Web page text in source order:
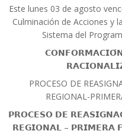
Este lunes 03 de agosto
Culminación de Acciones y
Sistema del
PROCESO DE
REGIONAL-
𝗣𝗥𝗢𝗖𝗘𝗦𝗢 𝗗𝗘
𝗥𝗘𝗚𝗜𝗢𝗡𝗔𝗟 – 𝗣𝗥𝗜𝗠𝗘𝗥𝗔